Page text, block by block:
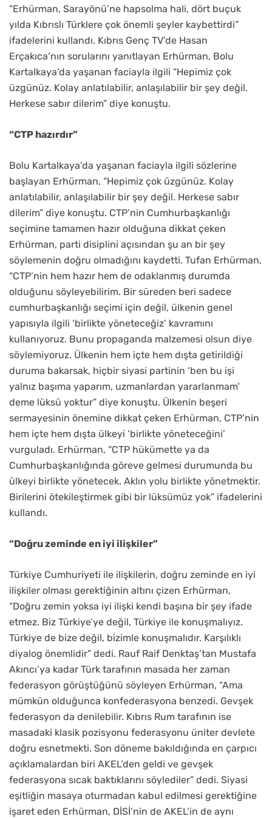
“Erhürman, Sarayönü’ne hapsolma hali, dört buçuk
yılda Kıbrıslı Türklere çok önemli şeyler kaybettirdi”
ifadelerini kullandı. Kıbrıs Genç TV’de Hasan
Erçakıca’nın sorularını yanıtlayan Erhürman, Bolu
Kartalkaya’da yaşanan faciayla ilgili “Hepimiz çok
üzgünüz. Kolay anlatılabilir, anlaşılabilir bir şey değil.
Herkese sabır dilerim” diye konuştu.
“CTP hazırdır”
Bolu Kartalkaya’da yaşanan faciayla ilgili sözlerine
başlayan Erhürman, “Hepimiz çok üzgünüz. Kolay
anlatılabilir, anlaşılabilir bir şey değil. Herkese sabır
dilerim” diye konuştu. CTP’nin Cumhurbaşkanlığı
seçimine tamamen hazır olduğuna dikkat çeken
Erhürman, parti disiplini açısından şu an bir şey
söylemenin doğru olmadığını kaydetti. Tufan Erhürman,
“CTP’nin hem hazır hem de odaklanmış durumda
olduğunu söyleyebilirim. Bir süreden beri sadece
cumhurbaşkanlığı seçimi için değil, ülkenin genel
yapısıyla ilgili ‘birlikte yöneteceğiz’ kavramını
kullanıyoruz. Bunu propaganda malzemesi olsun diye
söylemiyoruz. Ülkenin hem içte hem dışta getirildiği
duruma bakarsak, hiçbir siyasi partinin ‘ben bu işi
yalnız başıma yaparım, uzmanlardan yararlanmam’
deme lüksü yoktur” diye konuştu. Ülkenin beşeri
sermayesinin önemine dikkat çeken Erhürman, CTP’nin
hem içte hem dışta ülkeyi ‘birlikte yöneteceğini’
vurguladı. Erhürman, “CTP hükümette ya da
Cumhurbaşkanlığında göreve gelmesi durumunda bu
ülkeyi birlikte yönetecek. Aklın yolu birlikte yönetmektir.
Birilerini ötekileştirmek gibi bir lüksümüz yok” ifadelerini
kullandı.
“Doğru zeminde en iyi ilişkiler”
Türkiye Cumhuriyeti ile ilişkilerin, doğru zeminde en iyi
ilişkiler olması gerektiğinin altını çizen Erhürman,
“Doğru zemin yoksa iyi ilişki kendi başına bir şey ifade
etmez. Biz Türkiye’ye değil, Türkiye ile konuşmalıyız.
Türkiye de bize değil, bizimle konuşmalıdır. Karşılıklı
diyalog önemlidir” dedi. Rauf Raif Denktaş’tan Mustafa
Akıncı’ya kadar Türk tarafının masada her zaman
federasyon görüştüğünü söyleyen Erhürman, “Ama
mümkün olduğunca konfederasyona benzedi. Gevşek
federasyon da denilebilir. Kıbrıs Rum tarafının ise
masadaki klasik pozisyonu federasyonu üniter devlete
doğru esnetmekti. Son döneme bakıldığında en çarpıcı
açıklamalardan biri AKEL’den geldi ve gevşek
federasyona sıcak baktıklarını söylediler” dedi. Siyasi
eşitliğin masaya oturmadan kabul edilmesi gerektiğine
işaret eden Erhürman, DİSİ’nin de AKEL’in de aynı